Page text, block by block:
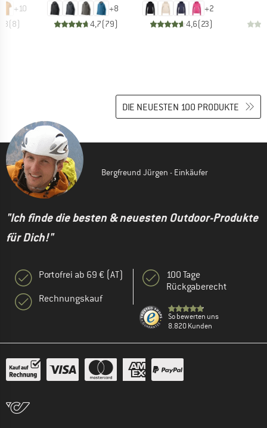
+10
(8)
+8
4,7(79)
+2
4,6(23)
DIE NEUESTEN 100 PRODUKTE
Bergfreund Jürgen - Einkäufer
"Ich finde die besten & neuesten Outdoor-Produkte
für Dich!"
Portofrei ab 69 € (AT)
Rechnungskauf
100 Tage
Rückgaberecht
So bewerten uns
8.820 Kunden